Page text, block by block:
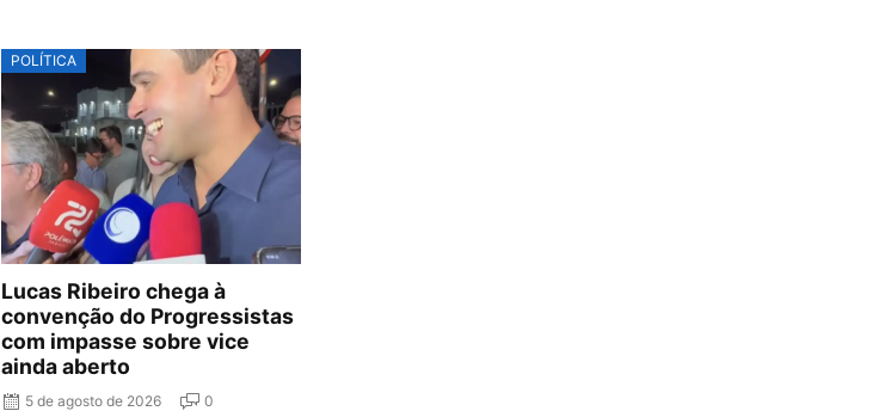
POLÍTICA
Lucas Ribeiro chega à
convenção do Progressistas
com impasse sobre vice
ainda aberto
5 de agosto de 2026 0